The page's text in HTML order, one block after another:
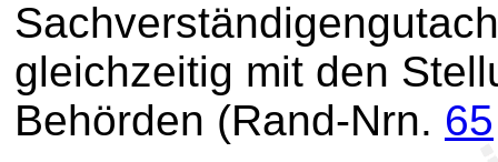
gleichzeitig mit den
Behörden (Rand-Nrn. 65